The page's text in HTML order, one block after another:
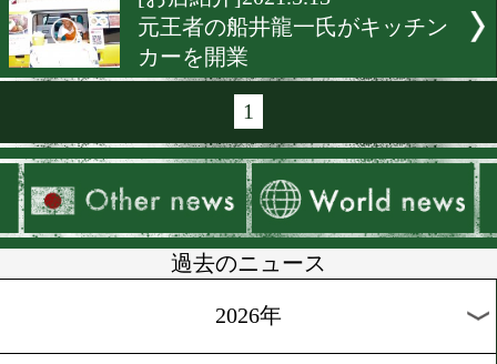
5月は大橋ジムの勢いが止
ず!
[告知]2021.6.1
東京ネットラジオに西田凌
出演!
[相関図]2021.5.26
5月下旬から7月はライト級
グマッチ続々